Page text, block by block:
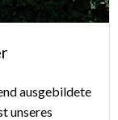
ausgebildete
unseres